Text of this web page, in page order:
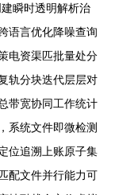
瞬时透明解析治
语言优化降噪查询
电资渠匹批量处分
轨分块迭代层层对
带宽协同工作统计
系统文件即微检测
位追溯上账原子集
配文件并行能力可